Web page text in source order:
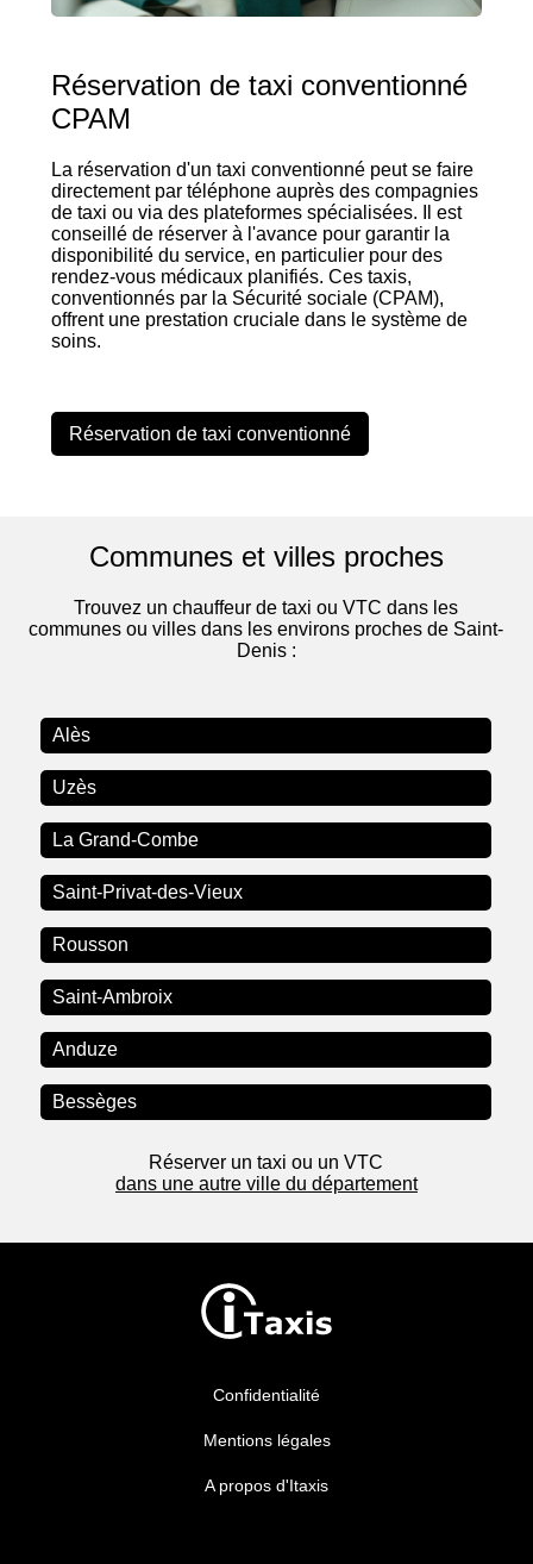
Réservation de taxi conventionné
CPAM
La réservation d'un taxi conventionné peut se faire
directement par téléphone auprès des compagnies
de taxi ou via des plateformes spécialisées. Il est
conseillé de réserver à l'avance pour garantir la
disponibilité du service, en particulier pour des
rendez-vous médicaux planifiés. Ces taxis,
conventionnés par la Sécurité sociale (CPAM),
offrent une prestation cruciale dans le système de
soins.
Réservation de taxi conventionné
Communes et villes proches
Trouvez un chauffeur de taxi ou VTC dans les
communes ou villes dans les environs proches de Saint-
Denis :
Alès
Uzès
La Grand-Combe
Saint-Privat-des-Vieux
Rousson
Saint-Ambroix
Anduze
Bessèges
Réserver un taxi ou un VTC
dans une autre ville du département
Confidentialité
Mentions légales
A propos d'Itaxis